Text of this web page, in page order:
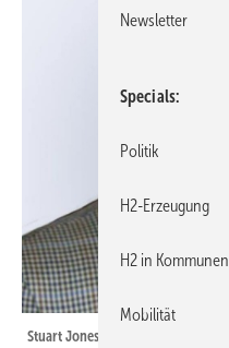
Stuart Jones
Newsletter
Specials
Politik
H2-Erzeugung
H2 in Kommunen
Mobilität